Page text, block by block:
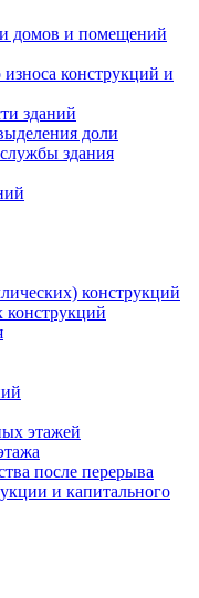
домов и помещений
конструкций и
зданий
доли
здания
конструкций
конструкций
этажей
после перерыва
и капитального